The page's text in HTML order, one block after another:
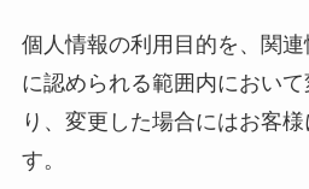
個人情報の利用目的を、関
に認められる範囲内におい
り、変更した場合にはお客
す。